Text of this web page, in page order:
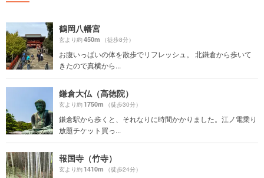
鶴岡八幡宮
玄より約450m （徒歩8分）
お腹いっぱいの体を散歩でリフレッシュ。 北鎌倉から歩いて
きたので真横から...
鎌倉大仏（高徳院）
玄より約1750m （徒歩30分）
鎌倉駅から歩くと、それなりに時間かかりました。江ノ電乗り
放題チケット買っ...
報国寺（竹寺）
玄より約1410m （徒歩24分）